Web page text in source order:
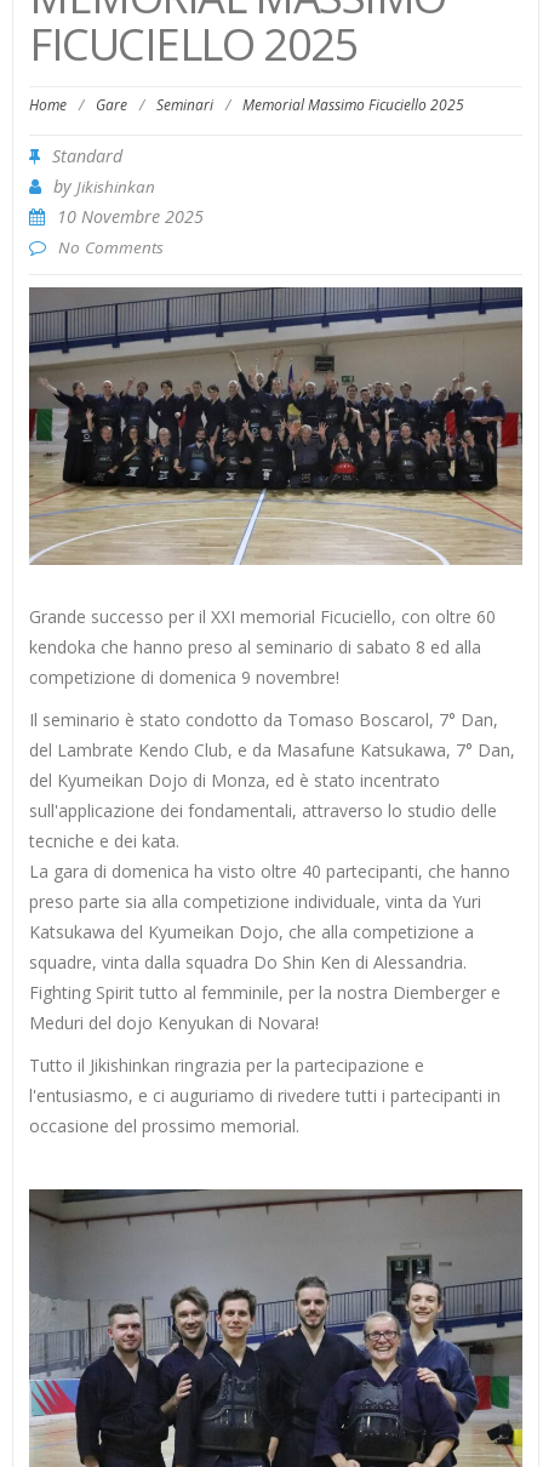
FICUCIELLO 2025
Home / Gare / Seminari / Memorial Massimo Ficuciello 2025
Standard
by Jikishinkan
10 Novembre 2025
No Comments
Grande successo per il XXI memorial Ficuciello, con oltre 60
kendoka che hanno preso al seminario di sabato 8 ed alla
competizione di domenica 9 novembre!
Il seminario è stato condotto da Tomaso Boscarol, 7° Dan,
del Lambrate Kendo Club, e da Masafune Katsukawa, 7° Dan,
del Kyumeikan Dojo di Monza, ed è stato incentrato
sull'applicazione dei fondamentali, attraverso lo studio delle
tecniche e dei kata.
La gara di domenica ha visto oltre 40 partecipanti, che hanno
preso parte sia alla competizione individuale, vinta da Yuri
Katsukawa del Kyumeikan Dojo, che alla competizione a
squadre, vinta dalla squadra Do Shin Ken di Alessandria.
Fighting Spirit tutto al femminile, per la nostra Diemberger e
Meduri del dojo Kenyukan di Novara!
Tutto il Jikishinkan ringrazia per la partecipazione e
l'entusiasmo, e ci auguriamo di rivedere tutti i partecipanti in
occasione del prossimo memorial.